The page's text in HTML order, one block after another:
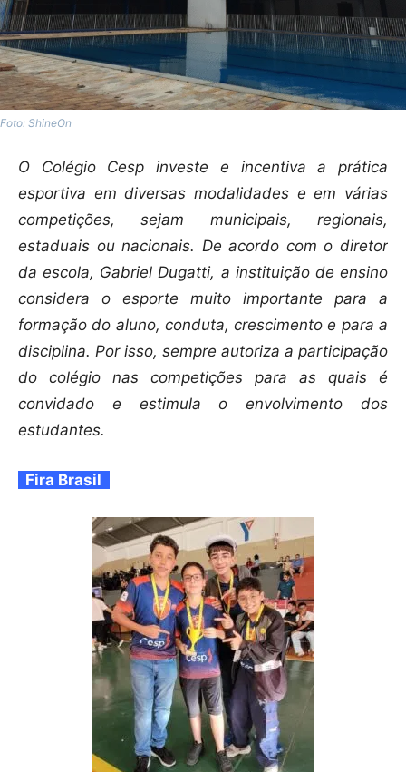
Foto: ShineOn
O Colégio Cesp investe e incentiva a prática
esportiva em diversas modalidades e em várias
competições, sejam municipais, regionais,
estaduais ou nacionais. De acordo com o diretor
da escola, Gabriel Dugatti, a instituição de ensino
considera o esporte muito importante para a
formação do aluno, conduta, crescimento e para a
disciplina. Por isso, sempre autoriza a participação
do colégio nas competições para as quais é
convidado e estimula o envolvimento dos
estudantes.
Fira Brasil